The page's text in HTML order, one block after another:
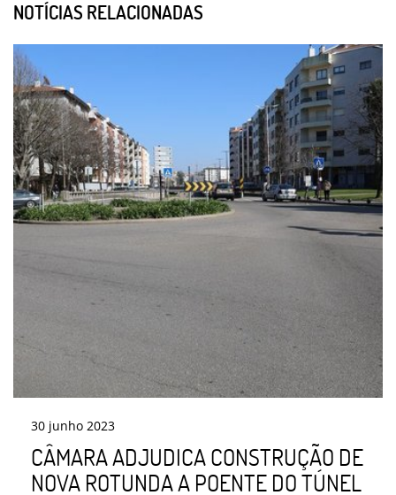
NOTÍCIAS RELACIONADAS
30 junho 2023
CÂMARA ADJUDICA CONSTRUÇÃO DE
NOVA ROTUNDA A POENTE DO TÚNEL